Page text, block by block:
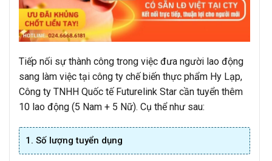
Tiếp nối sự thành công trong việc đưa người lao động
sang làm việc tại công ty chế biến thực phẩm Hy Lạp,
Công ty TNHH Quốc tế Futurelink Star cần tuyển thêm
10 lao động (5 Nam + 5 Nữ). Cụ thể như sau:
1. Số lượng tuyển dụng